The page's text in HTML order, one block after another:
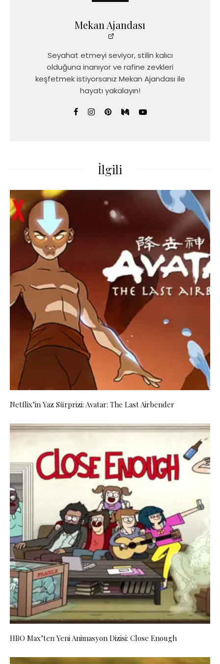
Mekan Ajandası
Seyahat etmeyi seviyor, stilin kalıcı
olduğuna inanıyor ve rafine zevkleri
keşfetmek istiyorsanız Mekan Ajandası ile
hayatı yakalayın!
İlgili
Netflix’in Yaz Sürprizi: Avatar: The Last Airbender
HBO Max’ten Yeni Animasyon Dizisi: Close Enough